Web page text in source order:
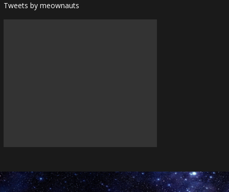
Tweets by meownauts